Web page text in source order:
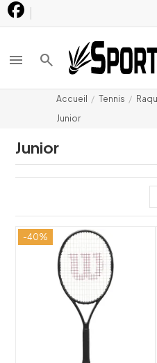
menu search
Accueil Tennis
Junior
Junior
-40%